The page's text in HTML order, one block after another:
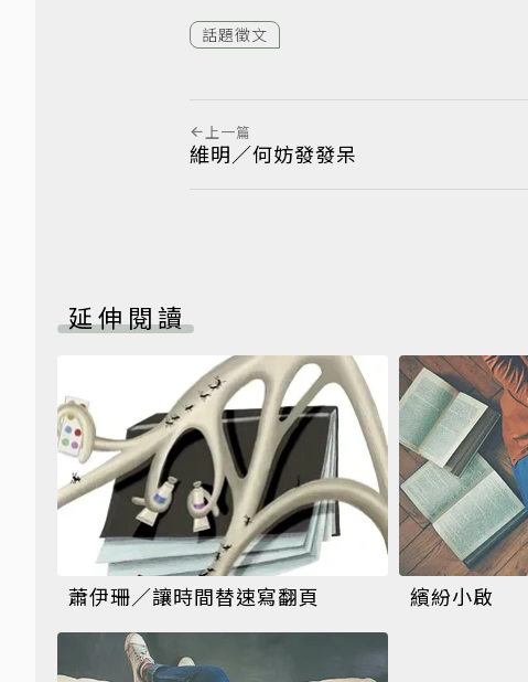
話題徵文
上一篇
維明／何妨發發呆
延伸閱讀
蕭伊珊／讓時間替速寫翻頁 繽紛小啟